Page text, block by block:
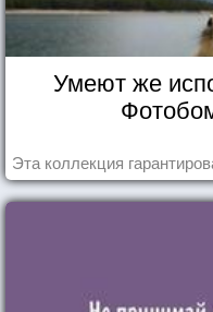
Умеют же
Эта коллекция